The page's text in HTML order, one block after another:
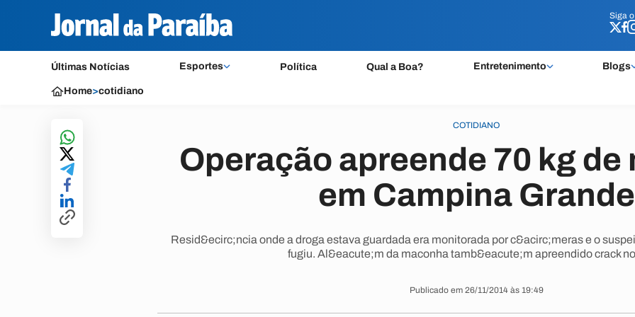
Siga o
Últimas Notícias Esportes Política Qual a Boa? Entretenimento Blogs
Siga o
Home>cotidiano
COTIDIANO
Operação apreende 70 kg de
em Campina Grande
Resid&ecirc;ncia onde a droga estava guardada era monitorada por c&acirc;meras e o
fugiu. Al&eacute;m da maconha tamb&eacute;m apreendido crack
Publicado em 26/11/2014 às 19:49